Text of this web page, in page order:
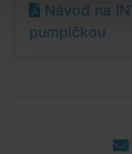
Návod na
pumpičkou